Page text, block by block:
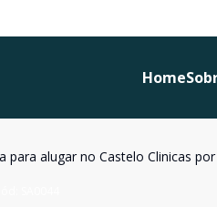
Home
para alugar no Castelo Clinicas